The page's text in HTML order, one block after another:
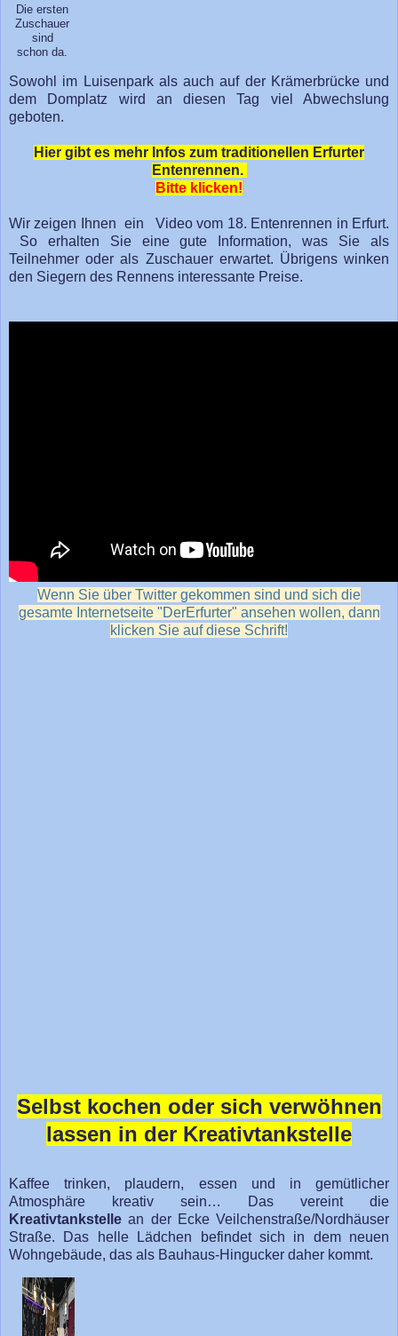
Die ersten
Zuschauer
sind
schon da.
Sowohl im Luisenpark als auch auf der Krämerbrücke und
dem Domplatz wird an diesen Tag viel Abwechslung
geboten.
Hier gibt es mehr Infos zum traditionellen Erfurter
Entenrennen.
Bitte klicken!
Wir zeigen Ihnen ein Video vom 18. Entenrennen in Erfurt.
So erhalten Sie eine gute Information, was Sie als
Teilnehmer oder als Zuschauer erwartet. Übrigens winken
den Siegern des Rennens interessante Preise.
Wenn Sie über Twitter gekommen sind und sich die
gesamte Internetseite "DerErfurter" ansehen wollen, dann
klicken Sie auf diese Schrift!
Selbst kochen oder sich verwöhnen
lassen in der Kreativtankstelle
Kaffee trinken, plaudern, essen und in gemütlicher
Atmosphäre kreativ sein… Das vereint die
Kreativtankstelle an der Ecke Veilchenstraße/Nordhäuser
Straße. Das helle Lädchen befindet sich in dem neuen
Wohngebäude, das als Bauhaus-Hingucker daher kommt.